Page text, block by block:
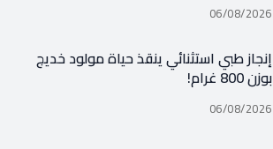
06/08/2026
إنجاز طبي استثنائي ينقذ حياة مولود خديج
بوزن 800 غرام!
06/08/2026